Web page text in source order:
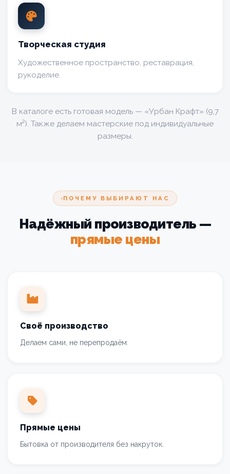
Творческая студия
Художественное пространство, реставрация,
рукоделие.
В каталоге есть готовая модель — «Урбан Крафт» (9,7
м²). Также делаем мастерские под индивидуальные
размеры.
ПОЧЕМУ ВЫБИРАЮТ НАС
Надёжный производитель —
прямые цены
Своё производство
Делаем сами, не перепродаём.
Прямые цены
Бытовка от производителя без накруток.